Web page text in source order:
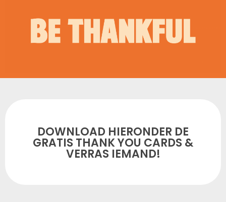
DOWNLOAD HIERONDER DE
GRATIS THANK YOU CARDS &
VERRAS IEMAND!